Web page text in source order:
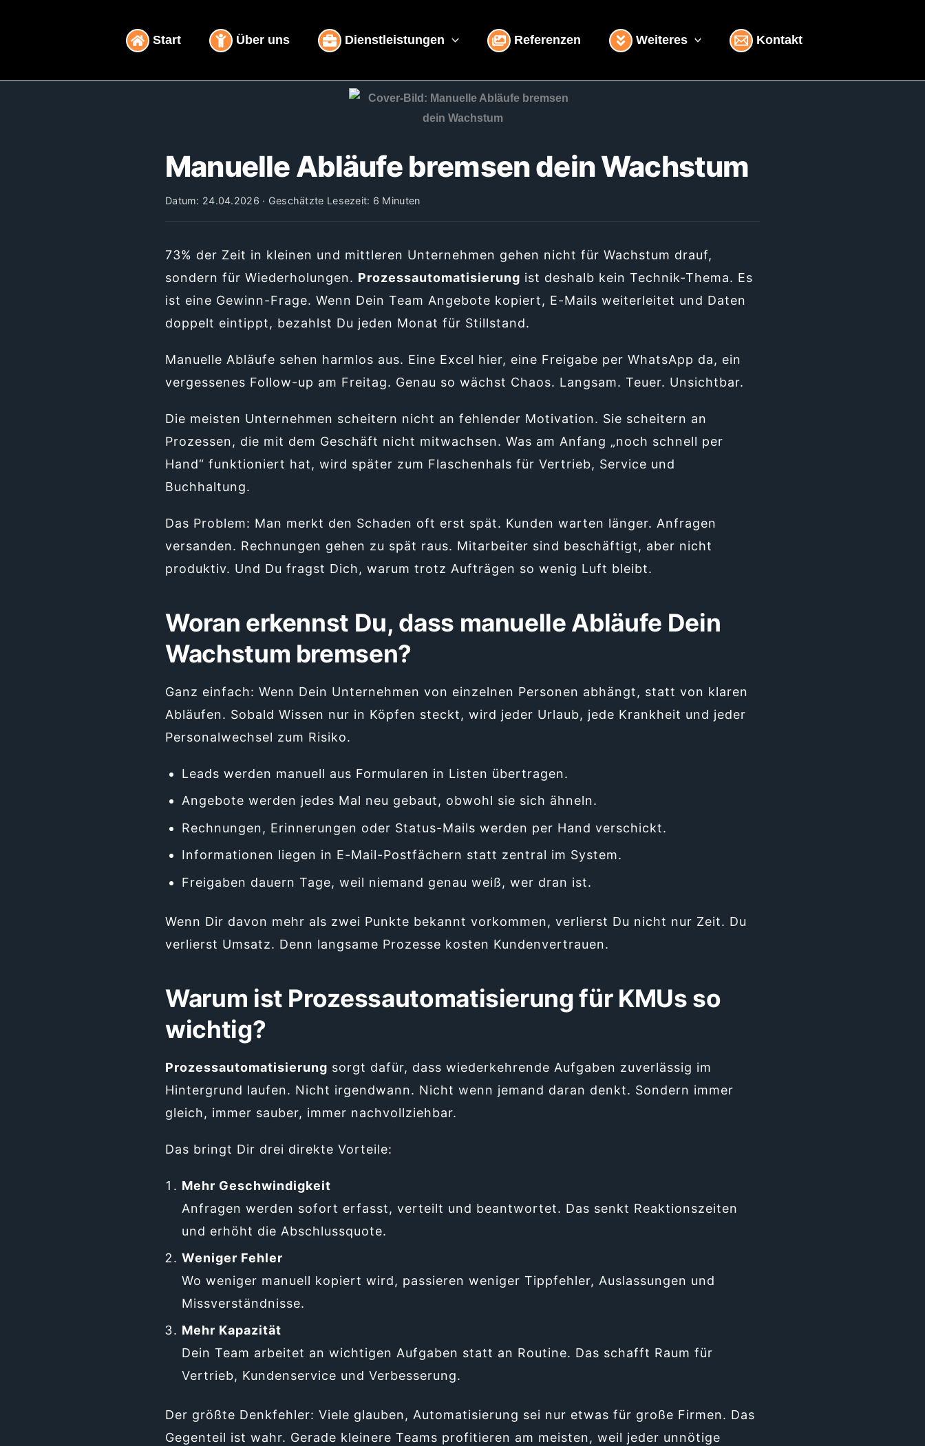
Start Über uns Dienstleistungen Referenzen Weiteres Kontakt
Manuelle Abläufe bremsen dein Wachstum
Datum: 24.04.2026 · Geschätzte Lesezeit: 6 Minuten
73% der Zeit in kleinen und mittleren Unternehmen gehen nicht für Wachstum drauf,
sondern für Wiederholungen. Prozessautomatisierung ist deshalb kein Technik-Thema. Es
ist eine Gewinn-Frage. Wenn Dein Team Angebote kopiert, E-Mails weiterleitet und Daten
doppelt eintippt, bezahlst Du jeden Monat für Stillstand.
Manuelle Abläufe sehen harmlos aus. Eine Excel hier, eine Freigabe per WhatsApp da, ein
vergessenes Follow-up am Freitag. Genau so wächst Chaos. Langsam. Teuer. Unsichtbar.
Die meisten Unternehmen scheitern nicht an fehlender Motivation. Sie scheitern an
Prozessen, die mit dem Geschäft nicht mitwachsen. Was am Anfang „noch schnell per
Hand“ funktioniert hat, wird später zum Flaschenhals für Vertrieb, Service und
Buchhaltung.
Das Problem: Man merkt den Schaden oft erst spät. Kunden warten länger. Anfragen
versanden. Rechnungen gehen zu spät raus. Mitarbeiter sind beschäftigt, aber nicht
produktiv. Und Du fragst Dich, warum trotz Aufträgen so wenig Luft bleibt.
Woran erkennst Du, dass manuelle Abläufe Dein
Wachstum bremsen?
Ganz einfach: Wenn Dein Unternehmen von einzelnen Personen abhängt, statt von klaren
Abläufen. Sobald Wissen nur in Köpfen steckt, wird jeder Urlaub, jede Krankheit und jeder
Personalwechsel zum Risiko.
Leads werden manuell aus Formularen in Listen übertragen.
Angebote werden jedes Mal neu gebaut, obwohl sie sich ähneln.
Rechnungen, Erinnerungen oder Status-Mails werden per Hand verschickt.
Informationen liegen in E-Mail-Postfächern statt zentral im System.
Freigaben dauern Tage, weil niemand genau weiß, wer dran ist.
Wenn Dir davon mehr als zwei Punkte bekannt vorkommen, verlierst Du nicht nur Zeit. Du
verlierst Umsatz. Denn langsame Prozesse kosten Kundenvertrauen.
Warum ist Prozessautomatisierung für KMUs so
wichtig?
Prozessautomatisierung sorgt dafür, dass wiederkehrende Aufgaben zuverlässig im
Hintergrund laufen. Nicht irgendwann. Nicht wenn jemand daran denkt. Sondern immer
gleich, immer sauber, immer nachvollziehbar.
Das bringt Dir drei direkte Vorteile:
Mehr Geschwindigkeit
Anfragen werden sofort erfasst, verteilt und beantwortet. Das senkt Reaktionszeiten
und erhöht die Abschlussquote.
Weniger Fehler
Wo weniger manuell kopiert wird, passieren weniger Tippfehler, Auslassungen und
Missverständnisse.
Mehr Kapazität
Dein Team arbeitet an wichtigen Aufgaben statt an Routine. Das schafft Raum für
Vertrieb, Kundenservice und Verbesserung.
Der größte Denkfehler: Viele glauben, Automatisierung sei nur etwas für große Firmen. Das
Gegenteil ist wahr. Gerade kleinere Teams profitieren am meisten, weil jeder unnötige